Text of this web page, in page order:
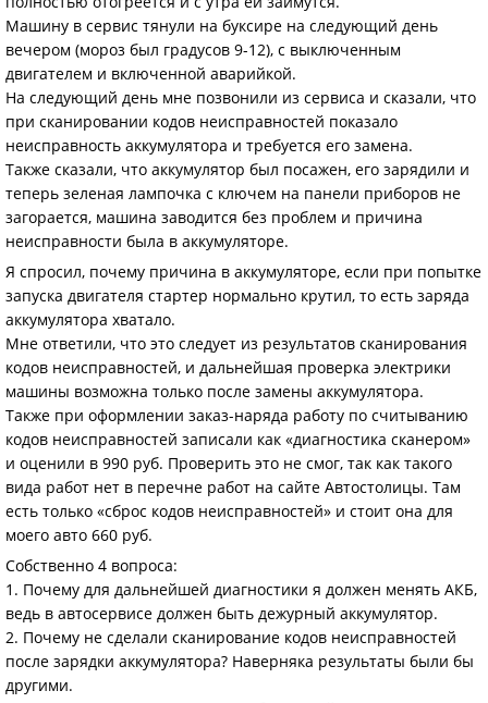
Машину в сервис тянули на буксире на следующий день
вечером (мороз был градусов 9-12), с выключенным
двигателем и включенной аварийкой.
На следующий день мне позвонили из сервиса и сказали, что
при сканировании кодов неисправностей показало
неисправность аккумулятора и требуется его замена.
Также сказали, что аккумулятор был посажен, его зарядили и
теперь зеленая лампочка с ключем на панели приборов не
загорается, машина заводится без проблем и причина
неисправности была в аккумуляторе.
Я спросил, почему причина в аккумуляторе, если при попытке
запуска двигателя стартер нормально крутил, то есть заряда
аккумулятора хватало.
Мне ответили, что это следует из результатов сканирования
кодов неисправностей, и дальнейшая проверка электрики
машины возможна только после замены аккумулятора.
Также при оформлении заказ-наряда работу по считыванию
кодов неисправностей записали как «диагностика сканером»
и оценили в 990 руб. Проверить это не смог, так как такого
вида работ нет в перечне работ на сайте Автостолицы. Там
есть только «сброс кодов неисправностей» и стоит она для
моего авто 660 руб.
Собственно 4 вопроса:
1. Почему для дальнейшей диагностики я должен менять АКБ,
ведь в автосервисе должен быть дежурный аккумулятор.
2. Почему не сделали сканирование кодов неисправностей
после зарядки аккумулятора? Наверняка результаты были бы
другими.